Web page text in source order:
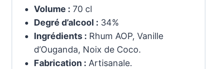
Volume : 70 cl
Degré d’alcool : 34%
Ingrédients : Rhum AOP, Vanille
d’Ouganda, Noix de Coco.
Fabrication : Artisanale.